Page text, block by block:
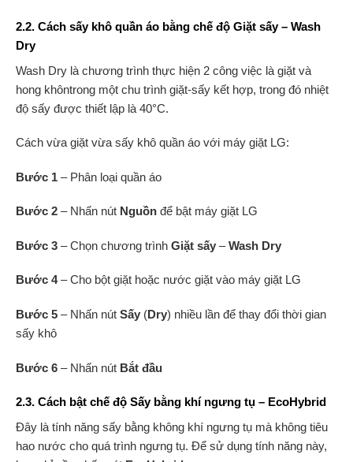
2.2. Cách sấy khô quần áo bằng chế độ Giặt sấy – Wash
Dry
Wash Dry là chương trình thực hiện 2 công việc là giặt và
hong khôntrong một chu trình giặt-sấy kết hợp, trong đó nhiệt
độ sấy được thiết lập là 40°C.
Cách vừa giặt vừa sấy khô quần áo với máy giặt LG:
Bước 1 – Phân loại quần áo
Bước 2 – Nhấn nút Nguồn để bật máy giặt LG
Bước 3 – Chọn chương trình Giặt sấy –Wash Dry
Bước 4– Cho bột giặt hoặc nước giặt vào máy giặt LG
Bước 5 – Nhấn nút Sấy (Dry) nhiều lần để thay đổi thời gian
sấy khô
Bước 6 – Nhấn nút Bắt đầu
2.3. Cách bật chế độ Sấy bằng khí ngưng tụ – EcoHybrid
Đây là tính năng sấy bằng không khí ngưng tụ mà không tiêu
hao nước cho quá trình ngưng tụ. Để sử dụng tính năng này,